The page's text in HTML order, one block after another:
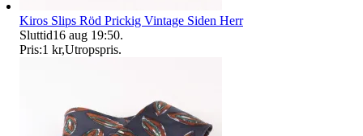
Kiros Slips Röd Prickig Vintage Siden Herr
Sluttid16 aug 19:50.
Pris:1 kr,Utropspris.